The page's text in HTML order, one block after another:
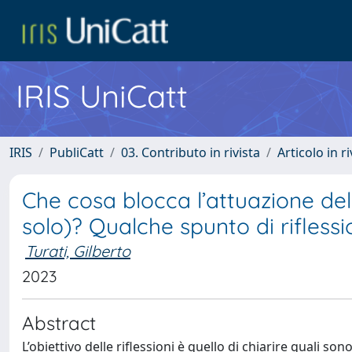
IRIS UniCatt
IRIS PubliCatt 03. Contributo in rivista Articolo in
Che cosa blocca l’attuazione
solo)? Qualche spunto di
Turati, Gilberto
2023
Abstract
L’obiettivo delle riflessioni è quello di chiarire quali